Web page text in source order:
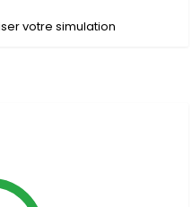
votre simulation